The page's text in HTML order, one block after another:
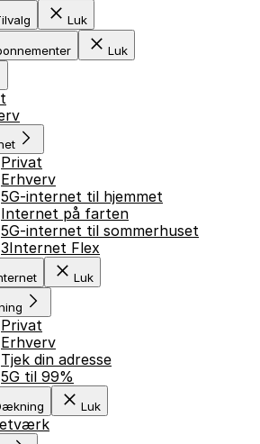
Luk
Luk
Privat
Erhverv
5G-internet til hjemmet
Internet på farten
5G-internet til sommerhuset
3Internet Flex
Luk
Privat
Erhverv
Tjek din adresse
5G til 99%
Luk